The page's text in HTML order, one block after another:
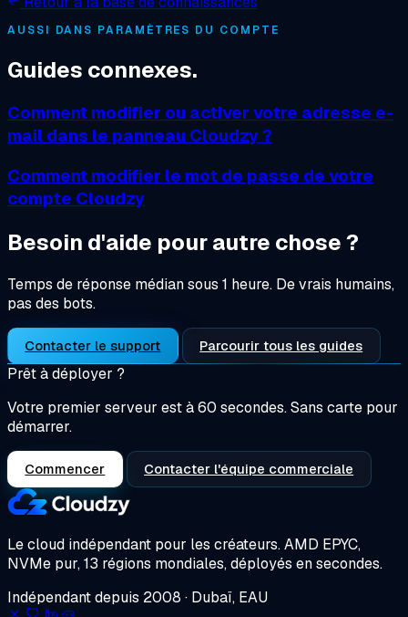
AUSSI DANS PARAMÈTRES DU COMPTE
Guides connexes.
Comment modifier ou activer votre adresse e-
mail dans le panneau Cloudzy ?
Comment modifier le mot de passe de votre
compte Cloudzy
Besoin d'aide pour autre chose ?
Temps de réponse médian sous 1 heure. De vrais humains,
pas des bots.
Contacter le support Parcourir tous les guides
Prêt à déployer ?
Votre premier serveur est à 60 secondes. Sans carte pour
démarrer.
Commencer Contacter l'équipe commerciale
Le cloud indépendant pour les créateurs.AMD EPYC,
NVMe pur, 13 régions mondiales, déployés en secondes.
Indépendant depuis 2008 · Dubaï, EAU